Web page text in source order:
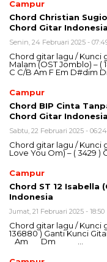
Campur
Chord Christian
Chord Gitar Indonesia
Senin, 24 Februari 2025 -
Chord gitar lagu / Kunci
Malam (OST Jomblo) – (
C C/B Am F Em D#dim
Campur
Chord BIP Cinta
Chord Gitar Indonesia
Sabtu, 22 Februari 2025 - 06:24
Chord gitar lagu / Kunci
Love You Om) – ( 3429 )
Campur
Chord ST 12 Isabella
Indonesia
Jumat, 21 Februari 2025 - 18:50
Chord gitar lagu / Kunci
136880 ) Ganti Kunci
Am Dm …